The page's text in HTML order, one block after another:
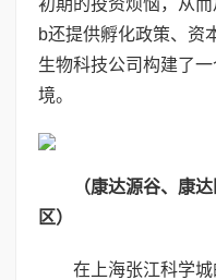
初期的投资烦恼，从
b还提供孵化政策、资
生物科技公司构建了
境。
（康达源谷、康
区）
在上海张江科学